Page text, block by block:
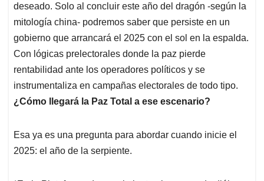
deseado. Solo al concluir este año del dragón -según la
mitología china- podremos saber que persiste en un
gobierno que arrancará el 2025 con el sol en la espalda.
Con lógicas prelectorales donde la paz pierde
rentabilidad ante los operadores políticos y se
instrumentaliza en campañas electorales de todo tipo.
¿Cómo llegará la Paz Total a ese escenario?
Esa ya es una pregunta para abordar cuando inicie el
2025: el año de la serpiente.